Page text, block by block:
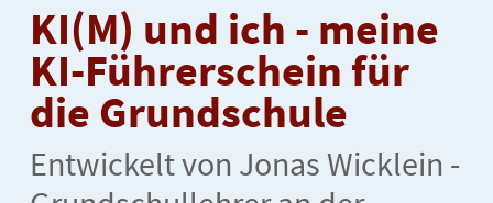
KI(M) und ich - meine
KI-Führerschein für
die Grundschule
Entwickelt von Jonas Wicklein -